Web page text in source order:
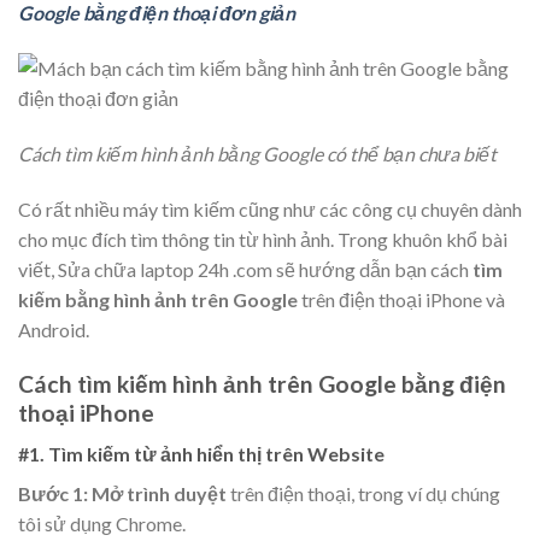
Google bằng điện thoại đơn giản
Cách tìm kiếm hình ảnh bằng Google có thể bạn chưa biết
Có rất nhiều máy tìm kiếm cũng như các công cụ chuyên dành
cho mục đích tìm thông tin từ hình ảnh. Trong khuôn khổ bài
viết, Sửa chữa laptop 24h .com sẽ hướng dẫn bạn cách tìm
kiếm bằng hình ảnh trên Googletrên điện thoại iPhone và
Android.
Cách tìm kiếm hình ảnh trên Google bằng điện
thoại iPhone
#1. Tìm kiếm từ ảnh hiển thị trên Website
Bước 1: Mở trình duyệt trên điện thoại, trong ví dụ chúng
tôi sử dụng Chrome.